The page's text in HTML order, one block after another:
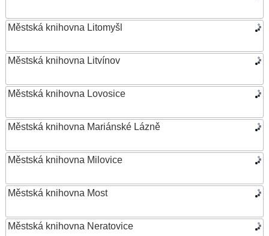
Městská knihovna Litomyšl
Městská knihovna Litvínov
Městská knihovna Lovosice
Městská knihovna Mariánské Lázně
Městská knihovna Milovice
Městská knihovna Most
Městská knihovna Neratovice